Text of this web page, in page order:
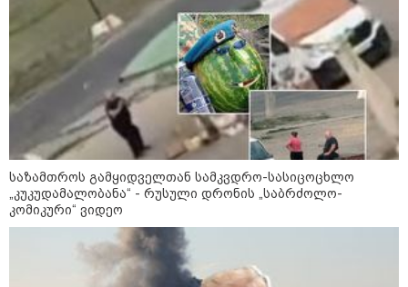
სამხედრო
საზამთროს გამყიდველთან სამკვდრო-სასიცოცხლო
„კუკუდამალობანა“ - რუსული დრონის „საბრძოლო-
კომიკური“ ვიდეო